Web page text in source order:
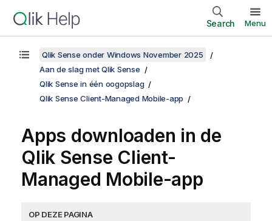
Search Menu
Qlik Sense onder Windows November 2025
Aan de slag met Qlik Sense
Qlik Sense in één oogopslag
Qlik Sense Client-Managed Mobile-app
Apps downloaden in de
Qlik Sense Client-
Managed Mobile-app
OP DEZE PAGINA